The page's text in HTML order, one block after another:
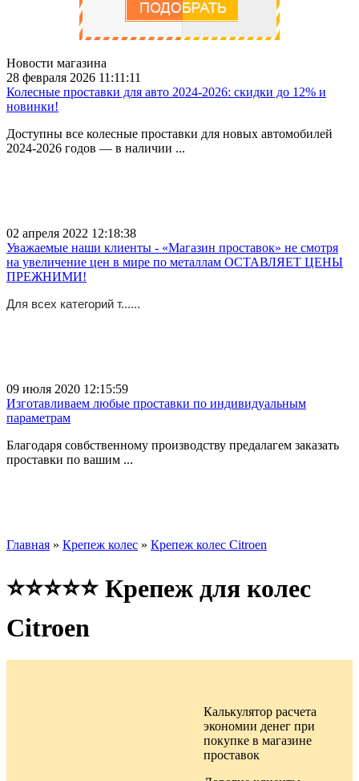
Новости магазина
28 февраля 2026 11:11:11
Колесные проставки для авто 2024-2026: скидки до 12% и
новинки!
Доступны все колесные проставки для новых автомобилей
2024-2026 годов — в наличии ...
02 апреля 2022 12:18:38
Уважаемые наши клиенты - «Магазин проставок» не смотря
на увеличение цен в мире по металлам ОСТАВЛЯЕТ ЦЕНЫ
ПРЕЖНИМИ!
Для всех категорий т......
09 июля 2020 12:15:59
Изготавливаем любые проставки по индивидуальным
параметрам
Благодаря совбственному производству предалагем заказать
проставки по вашим ...
Главная » Крепеж колес » Крепеж колес Citroen
⭐⭐⭐⭐⭐ Крепеж для колес
Citroen
Калькулятор расчета
экономии денег при
покупке в магазине
проставок